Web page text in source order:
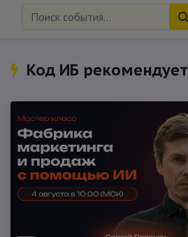
Код ИБ рекомендует